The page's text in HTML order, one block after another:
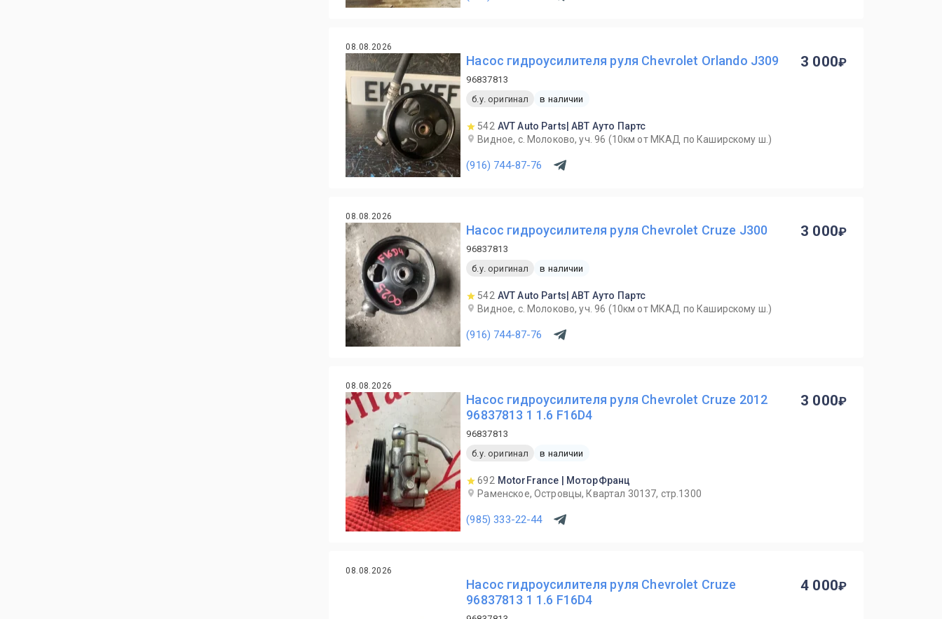
08.08.2026
Насос гидроусилителя руля Chevrolet Orlando J309
96837813
б.у. оригинал
в наличии
542 AVT Auto Parts| АВТ Ауто Партс
Видное, с. Молоково, уч. 96 (10км от МКАД по Каширскому ш.)
(916) 744-87-76
3 000
08.08.2026
Насос гидроусилителя руля Chevrolet Cruze J300
96837813
б.у. оригинал
в наличии
542 AVT Auto Parts| АВТ Ауто Партс
Видное, с. Молоково, уч. 96 (10км от МКАД по Каширскому ш.)
(916) 744-87-76
3 000
08.08.2026
Насос гидроусилителя руля Chevrolet Cruze 2012
96837813 1 1.6 F16D4
96837813
б.у. оригинал
в наличии
692 MotorFrance | МоторФранц
Раменское, Островцы, Квартал 30137, стр.1300
(985) 333-22-44
3 000
08.08.2026
Насос гидроусилителя руля Chevrolet Cruze
96837813 1 1.6 F16D4
4 000